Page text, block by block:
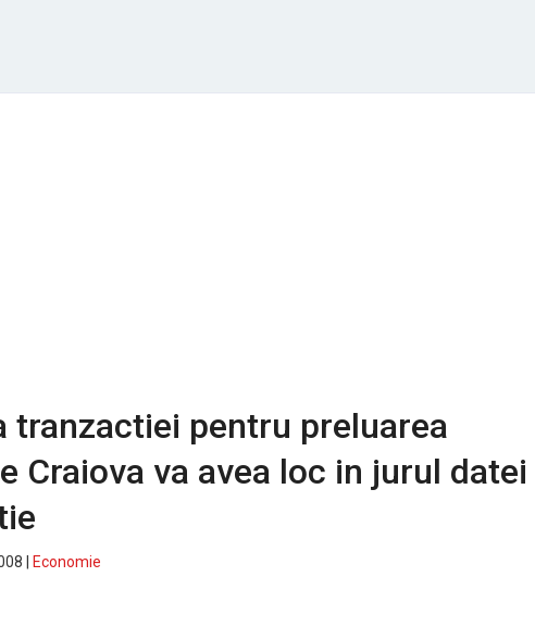
tranzactiei pentru preluarea
Craiova va avea loc in jurul datei
|
Economie